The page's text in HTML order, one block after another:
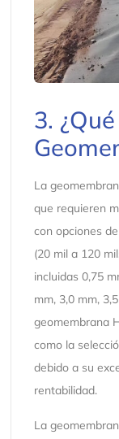
3.
La
que requieren
con opciones
(20 mil a 120
incluidas 0,75
mm, 3,0 mm,
geomembrana
como la
debido a su
rentabilidad.
La